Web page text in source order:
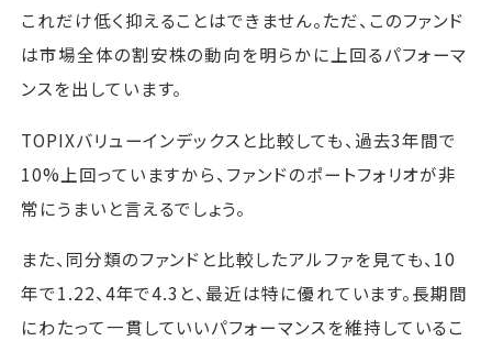
これだけ低く抑えることはできません。ただ、このファンド
は市場全体の割安株の動向を明らかに上回るパフォーマ
ンスを出しています。
TOPIXバリューインデックスと比較しても、過去3年間で
10%上回っていますから、ファンドのポートフォリオが非
常にうまいと言えるでしょう。
また、同分類のファンドと比較したアルファを見ても、10
年で1.22、4年で4.3と、最近は特に優れています。長期間
にわたって一貫していいパフォーマンスを維持しているこ